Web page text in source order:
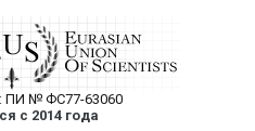
Союз Ученых —
ПИ № ФС77-63060
с 2014 года